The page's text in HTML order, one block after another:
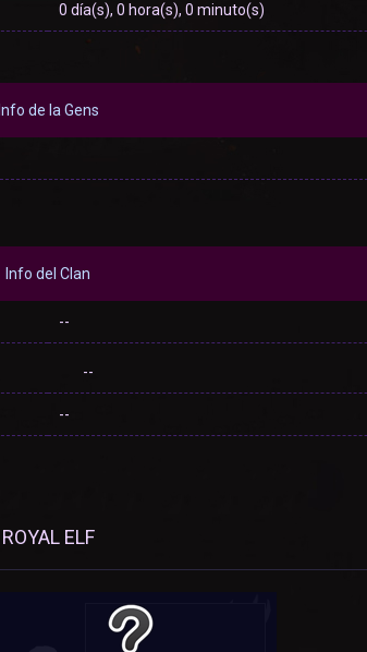
0 día(s), 0 hora(s), 0 minuto(s)
Info de la Gens
Info del Clan
--
--
--
ROYAL ELF